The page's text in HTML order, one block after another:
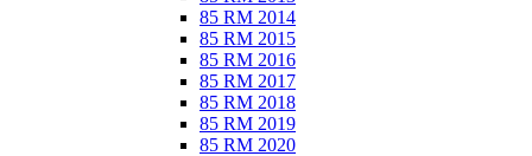
85 RM 2014
85 RM 2015
85 RM 2016
85 RM 2017
85 RM 2018
85 RM 2019
85 RM 2020